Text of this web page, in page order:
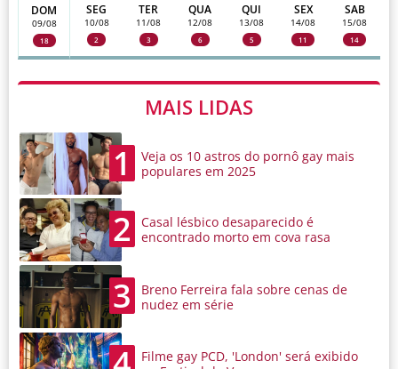
DOM
09/08
18
SEG
10/08
2
TER
11/08
3
QUA
12/08
6
QUI
13/08
5
SEX
14/08
11
SAB
15/08
14
MAIS LIDAS
1
Veja os 10 astros do pornô gay mais
populares em 2025
2
Casal lésbico desaparecido é
encontrado morto em cova rasa
3
Breno Ferreira fala sobre cenas de
nudez em série
Filme gay PCD, 'London' será exibido